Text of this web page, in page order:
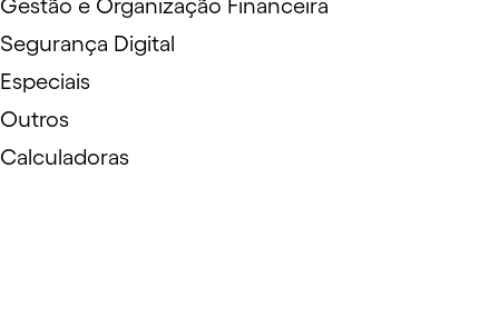
Gestão e Organização Financeira
Segurança Digital
Especiais
Outros
Calculadoras